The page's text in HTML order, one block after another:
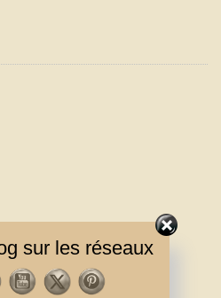
sur les réseaux